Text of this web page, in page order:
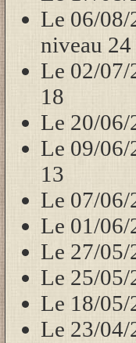
Le 06/08/
niveau 24
Le 02/07/
18
Le 20/06/
Le 09/06/
13
Le 07/06/
Le 01/06/
Le 27/05/
Le 25/05/
Le 18/05/
Le 23/04/